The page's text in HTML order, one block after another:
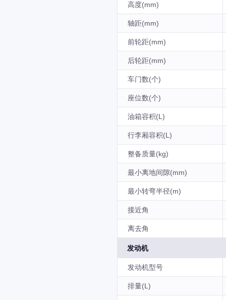
高度(mm)
轴距(mm)
前轮距(mm)
后轮距(mm)
车门数(个)
座位数(个)
油箱容积(L)
行李厢容积(L)
整备质量(kg)
最小离地间隙(mm)
最小转弯半径(m)
接近角
离去角
发动机
发动机型号
排量(L)